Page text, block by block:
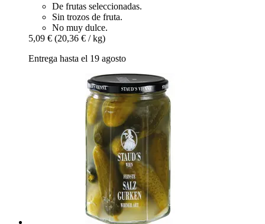
De frutas seleccionadas.
Sin trozos de fruta.
No muy dulce.
5,09 € (20,36 € / kg)
Entrega hasta el 19 agosto